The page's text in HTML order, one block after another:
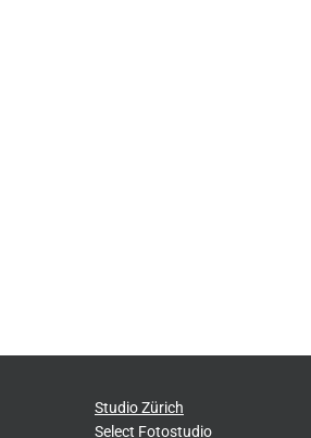
Studio Zürich
Select Fotostudio